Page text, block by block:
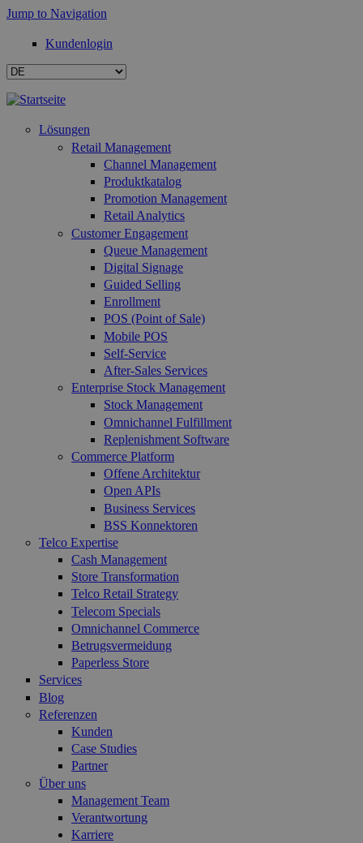
Jump to Navigation
Kundenlogin
Lösungen
Retail Management
Channel Management
Produktkatalog
Promotion Management
Retail Analytics
Customer Engagement
Queue Management
Digital Signage
Guided Selling
Enrollment
POS (Point of Sale)
Mobile POS
Self-Service
After-Sales Services
Enterprise Stock Management
Stock Management
Omnichannel Fulfillment
Replenishment Software
Commerce Platform
Offene Architektur
Open APIs
Business Services
BSS Konnektoren
Telco Expertise
Cash Management
Store Transformation
Telco Retail Strategy
Telecom Specials
Omnichannel Commerce
Betrugsvermeidung
Paperless Store
Services
Blog
Referenzen
Kunden
Case Studies
Partner
Über uns
Management Team
Verantwortung
Karriere